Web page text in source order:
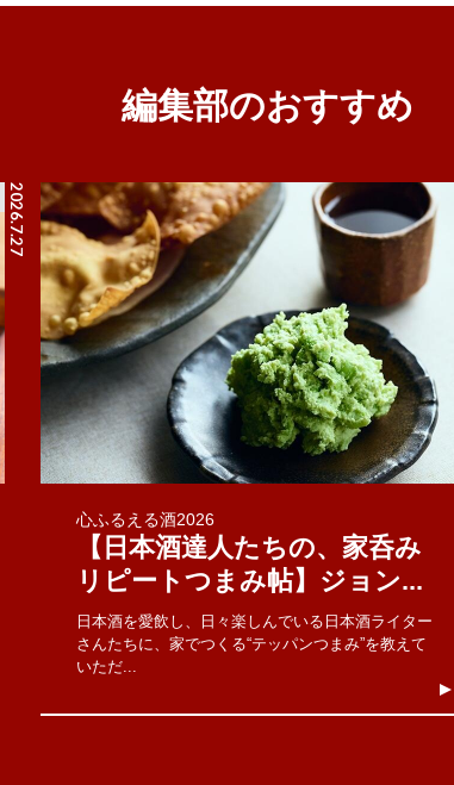
編集部のおすすめ
2026.7.27
心ふるえる酒2026
【日本酒達人たちの、家呑み
リピートつまみ帖】ジョン...
日本酒を愛飲し、日々楽しんでいる日本酒ライター
さんたちに、家でつくる“テッパンつまみ”を教えて
いただ...